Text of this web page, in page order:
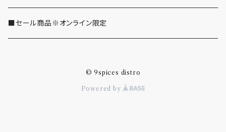
■セール商品※オンライン限定
© 9spices distro
Powered by